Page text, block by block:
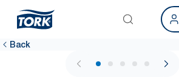
Back
1 / 5